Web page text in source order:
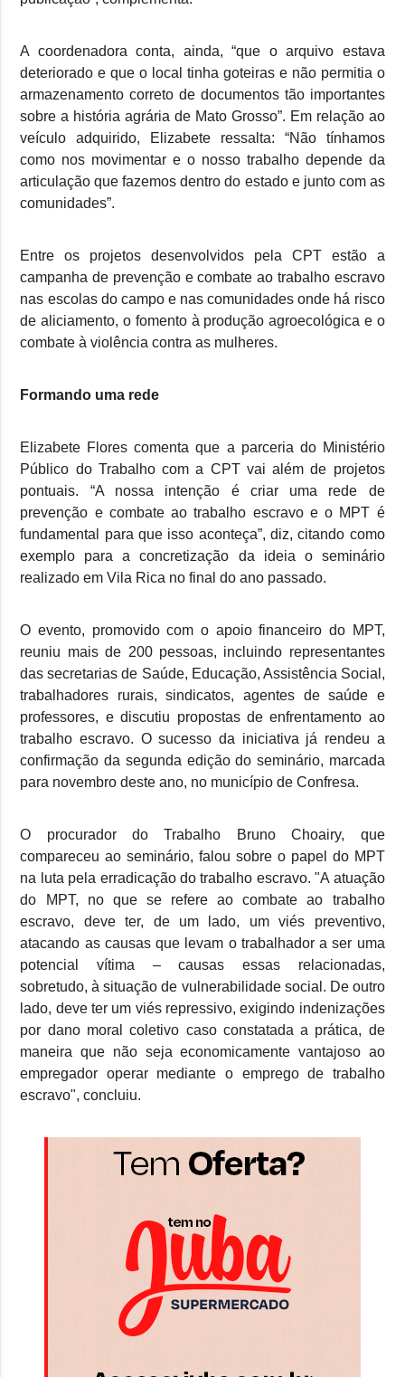
A coordenadora conta, ainda, “que o arquivo estava
deteriorado e que o local tinha goteiras e não permitia o
armazenamento correto de documentos tão importantes
sobre a história agrária de Mato Grosso”. Em relação ao
veículo adquirido, Elizabete ressalta: “Não tínhamos
como nos movimentar e o nosso trabalho depende da
articulação que fazemos dentro do estado e junto com as
comunidades”.
Entre os projetos desenvolvidos pela CPT estão a
campanha de prevenção e combate ao trabalho escravo
nas escolas do campo e nas comunidades onde há risco
de aliciamento, o fomento à produção agroecológica e o
combate à violência contra as mulheres.
Formando uma rede
Elizabete Flores comenta que a parceria do Ministério
Público do Trabalho com a CPT vai além de projetos
pontuais. “A nossa intenção é criar uma rede de
prevenção e combate ao trabalho escravo e o MPT é
fundamental para que isso aconteça”, diz, citando como
exemplo para a concretização da ideia o seminário
realizado em Vila Rica no final do ano passado.
O evento, promovido com o apoio financeiro do MPT,
reuniu mais de 200 pessoas, incluindo representantes
das secretarias de Saúde, Educação, Assistência Social,
trabalhadores rurais, sindicatos, agentes de saúde e
professores, e discutiu propostas de enfrentamento ao
trabalho escravo. O sucesso da iniciativa já rendeu a
confirmação da segunda edição do seminário, marcada
para novembro deste ano, no município de Confresa.
O procurador do Trabalho Bruno Choairy, que
compareceu ao seminário, falou sobre o papel do MPT
na luta pela erradicação do trabalho escravo. "A atuação
do MPT, no que se refere ao combate ao trabalho
escravo, deve ter, de um lado, um viés preventivo,
atacando as causas que levam o trabalhador a ser uma
potencial vítima – causas essas relacionadas,
sobretudo, à situação de vulnerabilidade social. De outro
lado, deve ter um viés repressivo, exigindo indenizações
por dano moral coletivo caso constatada a prática, de
maneira que não seja economicamente vantajoso ao
empregador operar mediante o emprego de trabalho
escravo", concluiu.